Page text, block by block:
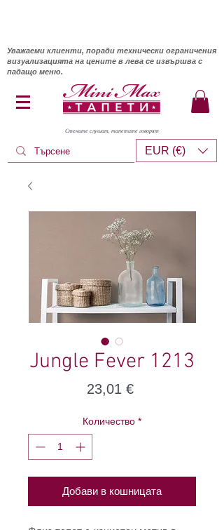
Уважаеми клиенти, поради технически ограничения
визуализацията на цените в лева се извършва с
падащо меню.
Стените слушат, тапетите говорят
EUR (€)
Jungle Fever 1213
23,01 €Цена
Количество *
Добави в кошницата